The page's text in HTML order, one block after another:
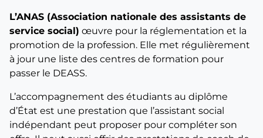
L’ANAS (Association nationale des assistants de
service social) œuvre pour la réglementation et la
promotion de la profession. Elle met régulièrement
à jour une liste des centres de formation pour
passer le DEASS.
L’accompagnement des étudiants au diplôme
d’État est une prestation que l’assistant social
indépendant peut proposer pour compléter son